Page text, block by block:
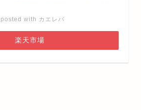
posted with カエレバ
楽天市場